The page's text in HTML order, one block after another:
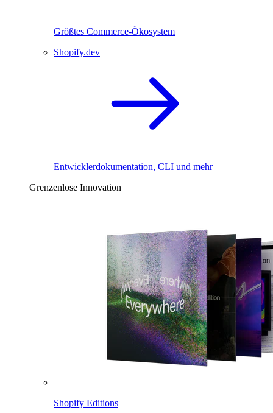
Größtes Commerce-Ökosystem
Shopify.dev
Entwicklerdokumentation, CLI und mehr
Grenzenlose Innovation
Shopify Editions